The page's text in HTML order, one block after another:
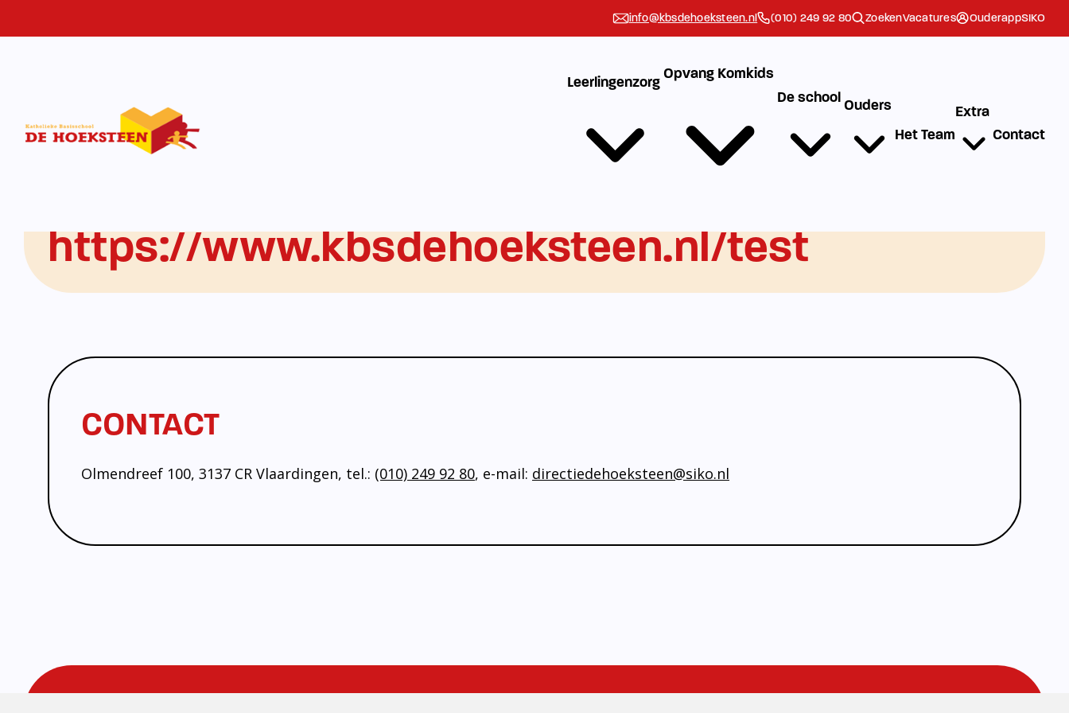
info@kbsdehoeksteen.nl (010) 249 92 80 ZoekenVacatures OuderappSIKO
Leerlingenzorg Opvang Komkids
De school Ouders
Het Team
Extra
Contact
https://www.kbsdehoeksteen.nl/test
CONTACT
Olmendreef 100, 3137 CR Vlaardingen, tel.: (010) 249 92 80, e-mail: directiedehoeksteen@siko.nl